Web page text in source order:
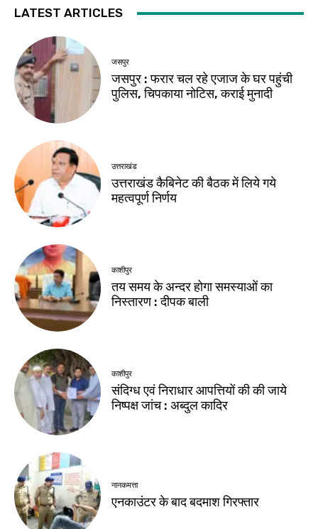
LATEST ARTICLES
जसपुर
जसपुर : फरार चल रहे एजाज के घर पहुंची
पुलिस, चिपकाया नोटिस, कराई मुनादी
उत्तराखंड
उत्तराखंड कैबिनेट की बैठक में लिये गये
महत्वपूर्ण निर्णय
काशीपुर
तय समय के अन्दर होगा समस्याओं का
निस्तारण : दीपक बाली
काशीपुर
संदिग्ध एवं निराधार आपत्तियों की की जाये
निष्पक्ष जांच : अब्दुल कादिर
नानकमत्ता
एनकाउंटर के बाद बदमाश गिरफ्तार